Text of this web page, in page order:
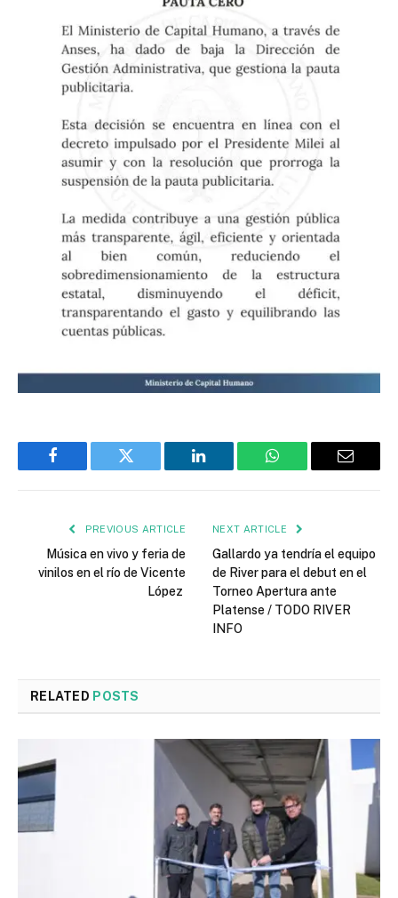
Facebook Twitter LinkedIn WhatsApp Email
PREVIOUS ARTICLE
Música en vivo y feria de
vinilos en el río de Vicente
López
NEXT ARTICLE
Gallardo ya tendría el equipo
de River para el debut en el
Torneo Apertura ante
Platense / TODO RIVER
INFO
RELATED POSTS